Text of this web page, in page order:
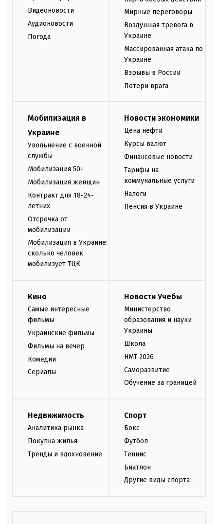
Видеоновости
Аудионовости
Погода
Мирные переговоры
Воздушная тревога в
Украине
Массированная атака по
Украине
Взрывы в России
Потери врага
Мобилизация в
Украине
Увольнение с военной
службы
Мобилизация 50+
Мобилизация женщин
Контракт для 18-24-
летних
Отсрочка от
мобилизации
Мобилизация в Украине:
сколько человек
мобилизует ТЦК
Новости экономики
Цена нефти
Курсы валют
Финансовые новости
Тарифы на
коммунальные услуги
Налоги
Пенсия в Украине
Кино
Самые интересные
фильмы
Украинские фильмы
Фильмы на вечер
Комедии
Сериалы
Новости Учебы
Министерство
образования и науки
Украины
Школа
НМТ 2026
Саморазвитие
Обучение за границей
Недвижимость
Аналитика рынка
Покупка жилья
Тренды и вдохновение
Спорт
Бокс
Футбол
Теннис
Биатлон
Другие виды спорта